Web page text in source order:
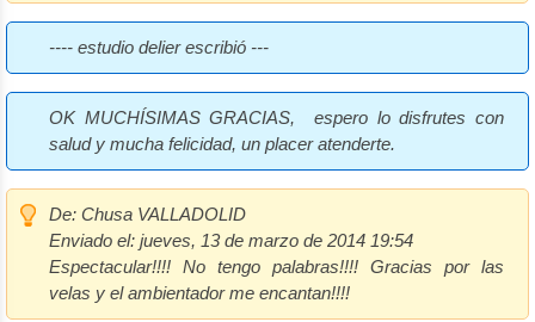
---- estudio delier escribió ---
OK MUCHÍSIMAS GRACIAS, espero lo disfrutes con
salud y mucha felicidad, un placer atenderte.
De: Chusa VALLADOLID
Enviado el: jueves, 13 de marzo de 2014 19:54
Espectacular!!!! No tengo palabras!!!! Gracias por las
velas y el ambientador me encantan!!!!